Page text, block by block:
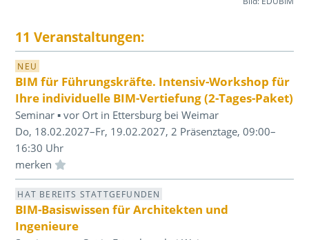
11 Veranstaltungen:
NEU
BIM für Führungskräfte. Intensiv-Workshop für
Ihre individuelle BIM-Vertiefung (2-Tages-Paket)
Seminar ▪ vor Ort in Ettersburg bei Weimar
Do, 18.02.2027–Fr, 19.02.2027, 2 Präsenztage, 09:00–
16:30 Uhr
Einloggen und Merkliste benutzen
HAT BEREITS STATTGEFUNDEN
BIM-Basiswissen für Architekten und
Ingenieure